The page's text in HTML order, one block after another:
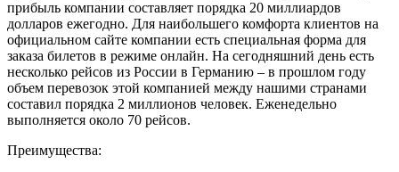
прибыль компании составляет порядка 20 миллиардов
долларов ежегодно. Для наибольшего комфорта клиентов на
официальном сайте компании есть специальная форма для
заказа билетов в режиме онлайн. На сегодняшний день есть
несколько рейсов из России в Германию – в прошлом году
объем перевозок этой компанией между нашими странами
составил порядка 2 миллионов человек. Еженедельно
выполняется около 70 рейсов.
Преимущества: